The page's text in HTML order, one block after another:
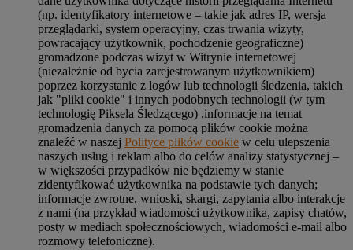
(np. identyfikatory internetowe – takie jak adres IP, wersja
przeglądarki, system operacyjny, czas trwania wizyty,
powracający użytkownik, pochodzenie geograficzne)
gromadzone podczas wizyt w Witrynie internetowej
(niezależnie od bycia zarejestrowanym użytkownikiem)
poprzez korzystanie z logów lub technologii śledzenia, takich
jak "pliki cookie" i innych podobnych technologii (w tym
technologię Piksela Śledzącego) ,informacje na temat
gromadzenia danych za pomocą plików cookie można
znaleźć w naszej Polityce plików cookie w celu ulepszenia
naszych usług i reklam albo do celów analizy statystycznej –
w większości przypadków nie będziemy w stanie
zidentyfikować użytkownika na podstawie tych danych;
informacje zwrotne, wnioski, skargi, zapytania albo interakcje
z nami (na przykład wiadomości użytkownika, zapisy chatów,
posty w mediach społecznościowych, wiadomości e-mail albo
rozmowy telefoniczne).